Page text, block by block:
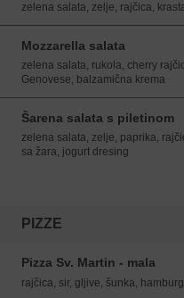
zelena salata, zelje, rajčica,
Mozzarella salata
zelena salata, rukola, cherry
Genovese, balzamična krema
Šarena salata s piletinom
zelena salata, zelje, paprika,
sa žara, jogurt dresing
PIZZE
Pizza Sv. Martin - mala
rajčica, sir, gljive, šunka,